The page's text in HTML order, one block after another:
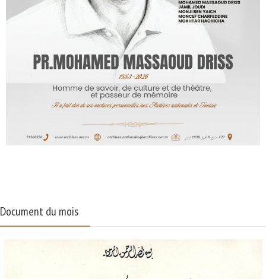
Document du mois